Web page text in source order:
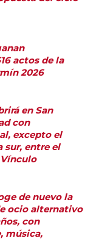
actos de la
2026
en San
con
excepto el
sur, entre el
de nuevo la
ocio alternativo
con
música,